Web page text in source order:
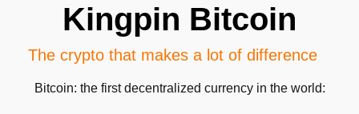
Kingpin Bitcoin
The crypto that makes a lot of difference
Bitcoin: the first decentralized currency in the world: